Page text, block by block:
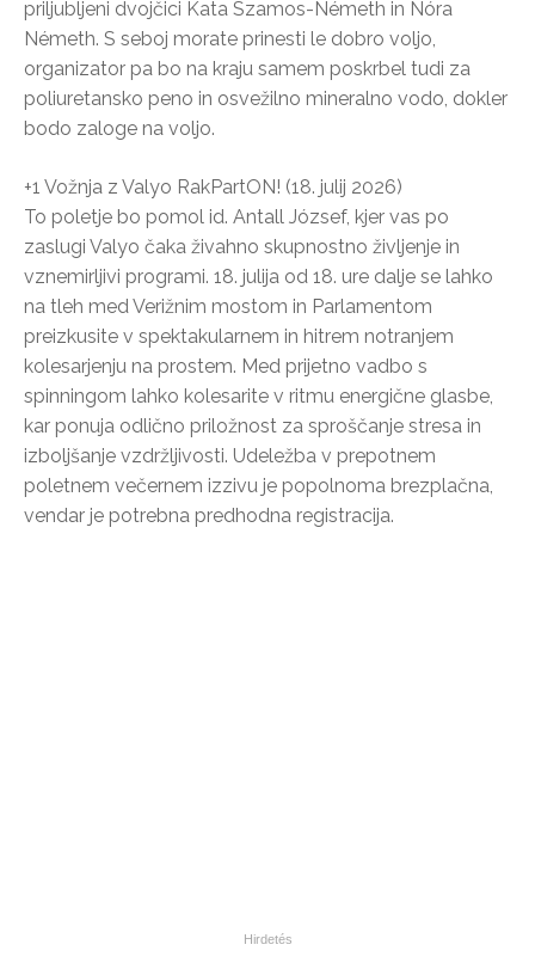
priljubljeni dvojčici Kata Szamos-Németh in Nóra
Németh. S seboj morate prinesti le dobro voljo,
organizator pa bo na kraju samem poskrbel tudi za
poliuretansko peno in osvežilno mineralno vodo, dokler
bodo zaloge na voljo.
+1 Vožnja z Valyo RakPartON! (18. julij 2026)
To poletje bo pomol id. Antall József, kjer vas po
zaslugi Valyo čaka živahno skupnostno življenje in
vznemirljivi programi. 18. julija od 18. ure dalje se lahko
na tleh med Verižnim mostom in Parlamentom
preizkusite v spektakularnem in hitrem notranjem
kolesarjenju na prostem. Med prijetno vadbo s
spinningom lahko kolesarite v ritmu energične glasbe,
kar ponuja odlično priložnost za sproščanje stresa in
izboljšanje vzdržljivosti. Udeležba v prepotnem
poletnem večernem izzivu je popolnoma brezplačna,
vendar je potrebna predhodna registracija.